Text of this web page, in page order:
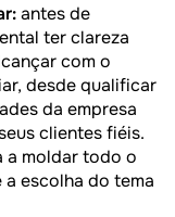
antes de
ter clareza
com o
desde qualificar
da empresa
clientes fiéis.
a moldar todo o
escolha do tema